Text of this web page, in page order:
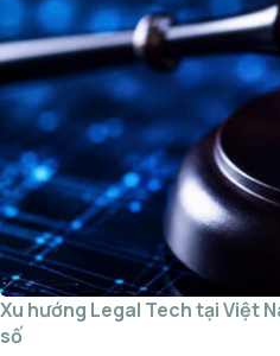
Xu hướng Legal Tech tại Việt
số